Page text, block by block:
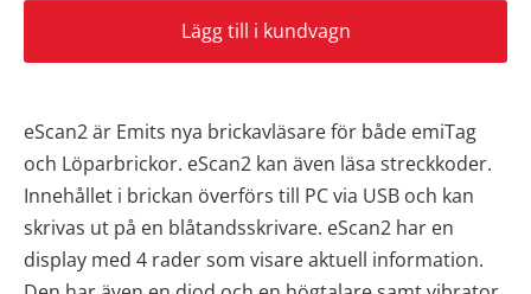
Lägg till i kundvagn
eScan2 är Emits nya brickavläsare för både emiTag
och Löparbrickor. eScan2 kan även läsa streckkoder.
Innehållet i brickan överförs till PC via USB och kan
skrivas ut på en blåtandsskrivare. eScan2 har en
display med 4 rader som visare aktuell information.